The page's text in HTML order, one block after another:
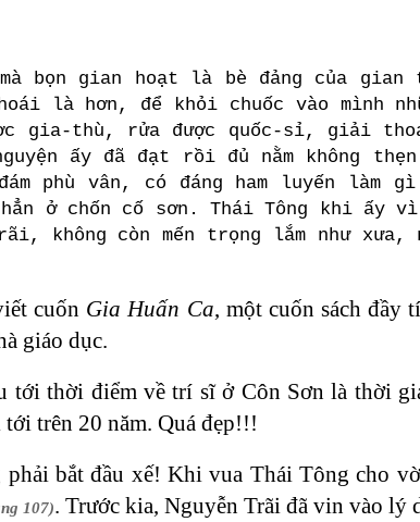
bọn gian hoạt là bè đảng của gian
là hơn, để khỏi chuốc vào mình
gia-thù, rửa được quốc-sỉ, giải
ấy đã đạt rồi đủ nằm không
phù vân, có đáng ham luyến làm
hẳn ở chốn cố sơn. Thái Tông khi ấy
không còn mến trọng lắm như
cuốn Gia Huấn Ca, một cuốn sách đầy
giáo dục.
tới thời điểm về trí sĩ ở Côn Sơn là thời
trên 20 năm. Quá đẹp!!!
bắt đầu xế! Khi vua Thái Tông cho
107). Trước kia, Nguyễn Trãi đã vin vào lý